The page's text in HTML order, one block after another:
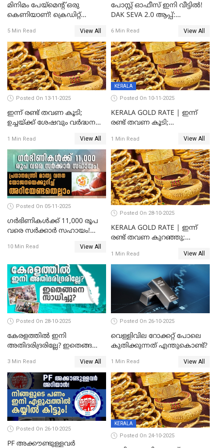
മിനിമം പേയ്മെന്റ് ഒരു
കെണിയാണ്! ക്രെഡിറ്റ്
ശ്രദ്ധിക്കുക!
5 Min Read View All
പോസ്റ്റ് ഓഫീസ് ഇനി വീട്ടിൽ!
DAK SEVA 2.0 ആപ്പ്:
എന്തൊക്കെയാണെന്ന്
നോക്കാം
6 Min Read View All
Posted On 13-11-2025
ഇന്ന് രണ്ട് തവണ കൂടി;
ഉച്ചയ്ക്ക് ശേഷവും വർദ്ധനവ്;
സ്വർണവിലയിൽ കുതിപ്പ്
1 Min Read View All
KERALA
Posted On 10-11-2025
KERALA GOLD RATE | ഇന്ന്
രണ്ട് തവണ കൂടി;
1 Min Read View All
Posted On 05-11-2025
ഗർഭിണികൾക്ക് 11,000 രൂപ
വരെ സർക്കാർ സഹായം!
യോജനയെക്കുറിച്ച്
10 Min Read View All
Posted On 28-10-2025
KERALA GOLD RATE | ഇന്ന്
രണ്ട് തവണ കുറഞ്ഞു;
1800 രൂപ
1 Min Read View All
Posted On 28-10-2025
കേരളത്തിൽ ഇനി
അതിദരിദ്രരില്ലേ? ഇതെങ്ങനെ
STATE FREE FROM EXTREME
POVERTY
3 Min Read View All
Posted On 26-10-2025
വെള്ളിവില റോക്കറ്റ് പോലെ
കുതിക്കുന്നത് എന്തുകൊണ്ട്?
1 Min Read View All
Posted On 26-10-2025
PF അക്കൗണ്ടുള്ളവർ
KERALA
Posted On 24-10-2025